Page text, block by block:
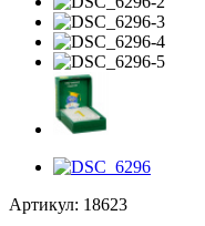
Артикул: 18623